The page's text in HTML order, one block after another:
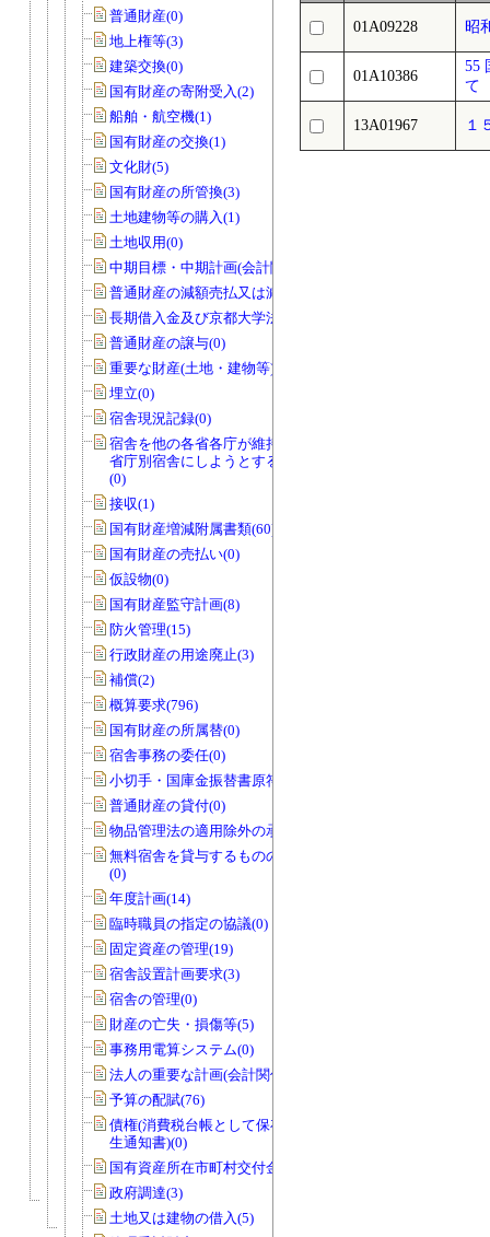
普通財産(0)
地上権等(3)
建築交換(0)
国有財産の寄附受入(2)
船舶・航空機(1)
国有財産の交換(1)
文化財(5)
国有財産の所管換(3)
土地建物等の購入(1)
土地収用(0)
中期目標・中期計画(会計関係)(0)
普通財産の減額売払又は減額貸付(0)
長期借入金及び京都大学法人債(0)
普通財産の譲与(0)
重要な財産(土地・建物等)(0)
埋立(0)
宿舎現況記録(0)
宿舎を他の各省各庁が維持管理を行う
省庁別宿舎にしようとする場合のもの
(0)
接収(1)
国有財産増減附属書類(60)
国有財産の売払い(0)
仮設物(0)
国有財産監守計画(8)
防火管理(15)
行政財産の用途廃止(3)
補償(2)
概算要求(796)
国有財産の所属替(0)
宿舎事務の委任(0)
小切手・国庫金振替書原符(1)
普通財産の貸付(0)
物品管理法の適用除外の承認(1)
無料宿舎を貸与するものの指定の協議
(0)
年度計画(14)
臨時職員の指定の協議(0)
固定資産の管理(19)
宿舎設置計画要求(3)
宿舎の管理(0)
財産の亡失・損傷等(5)
事務用電算システム(0)
法人の重要な計画(会計関係)(0)
予算の配賦(76)
債権(消費税台帳として保存する債権発
生通知書)(0)
国有資産所在市町村交付金(1)
政府調達(3)
土地又は建物の借入(5)
01A09228 昭
01A10386
55
て
13A01967 １